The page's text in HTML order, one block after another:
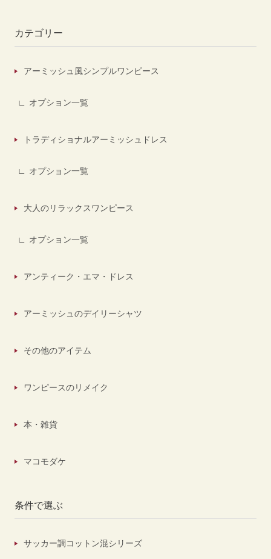
カテゴリー
アーミッシュ風シンプルワンピース
オプション一覧
トラディショナルアーミッシュドレス
オプション一覧
大人のリラックスワンピース
オプション一覧
アンティーク・エマ・ドレス
アーミッシュのデイリーシャツ
その他のアイテム
ワンピースのリメイク
本・雑貨
マコモダケ
条件で選ぶ
サッカー調コットン混シリーズ